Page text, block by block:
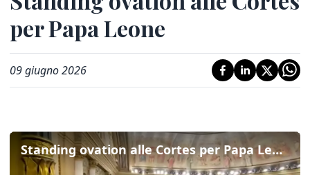
per Papa Leone
09 giugno 2026
Standing ovation alle Cortes per Papa Leone